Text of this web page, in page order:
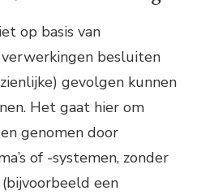
op basis van
besluiten
gevolgen kunnen
Het gaat hier om
genomen door
of -systemen, zonder
een